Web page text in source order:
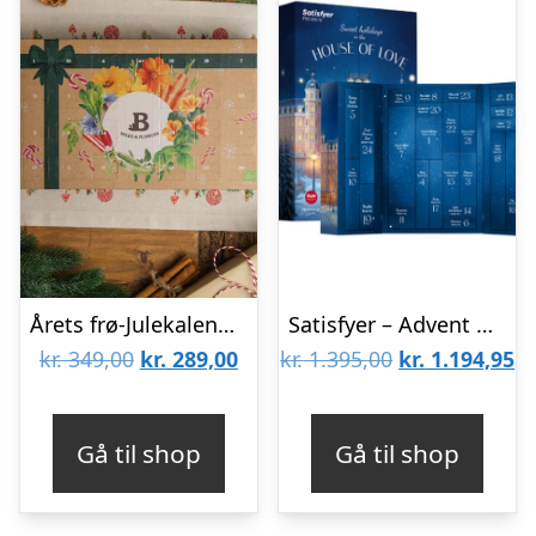
Årets frø-Julekalender – Bland Selv Frø
kr.349,00 Den
var:
kr. 349,00.
kr. 289,00Den
kr. 289,00.
Gå til shop
Satisfyer – Advent Calendar 2025 Premium Erotisk Julekalender 24 Låger
kr.1.395,00 Den
var:
kr. 1.395,00.
kr. 1.194,95
Gå til shop